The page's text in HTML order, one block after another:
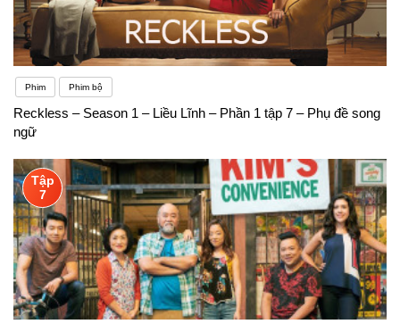
Phim Phim bộ
Reckless – Season 1 – Liều Lĩnh – Phần 1 tập 7 – Phụ đề song
ngữ
Tập
7